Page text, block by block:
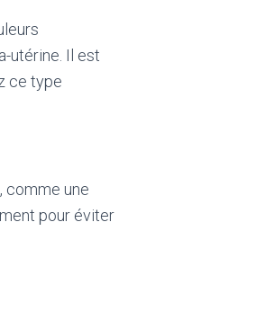
utérine. Il est
ce type
comme une
pour éviter